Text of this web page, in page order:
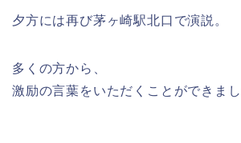
夕方には再び茅ヶ崎駅北口で演説。
多くの方から、
激励の言葉をいただくことができまし